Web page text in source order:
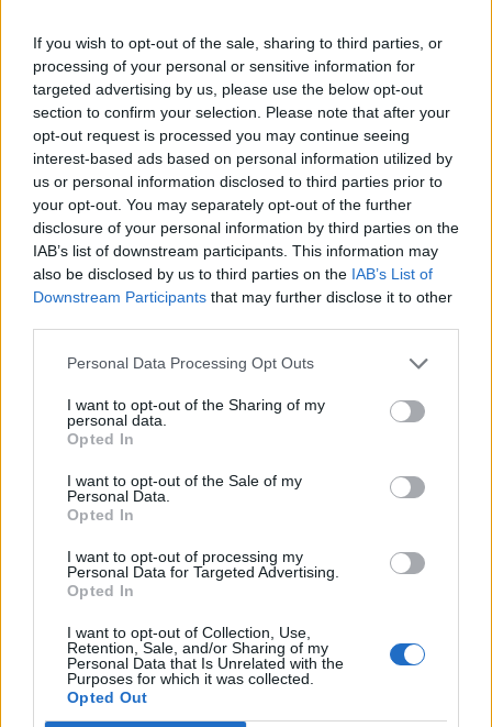
If you wish to opt-out of the sale, sharing to third parties, or
processing of your personal or sensitive information for
targeted advertising by us, please use the below opt-out
section to confirm your selection. Please note that after your
opt-out request is processed you may continue seeing
interest-based ads based on personal information utilized by
us or personal information disclosed to third parties prior to
your opt-out. You may separately opt-out of the further
disclosure of your personal information by third parties on the
IAB’s list of downstream participants. This information may
also be disclosed by us to third parties on the IAB’s List of
Downstream Participants that may further disclose it to other
Personal Data Processing Opt Outs
I want to opt-out of the Sharing of my
personal data.
Opted In
I want to opt-out of the Sale of my
Personal Data.
Opted In
I want to opt-out of processing my
Personal Data for Targeted Advertising.
Opted In
I want to opt-out of Collection, Use,
Retention, Sale, and/or Sharing of my
Personal Data that Is Unrelated with the
Purposes for which it was collected.
Opted Out
sikerült, hogy sötétbe borult Csehország, vissza
kellett csinálni. Amikor Pakson a Framatome
bütykölt, egy hónapra kiesett Paks, az oroszoknak
kellett kijavítani amit a franciák elbarmoltak.
Európa az ellátás-biztonságát is odadobja. Nem
csak a miénket, mindenkiét, 19 reaktort a 99-ből.
Mindezt akkor, amikor a világban nukleáris
forradalom zajlik, ebben a pillanatban is 63
atomerőmű épül világszerte, az EU viszont a
sajátjait a földbe állítaná.
Megéri?
“Oly ünnep-e zsibbadni, elfeledni
lármás kirándulókat és rigókat,
vizek zaját,
az élet édes-olcsó csengetyűit?
Oly jó nem élni?
Örülsz?”"
Válasz
TOVÁBBI BEJEGYZÉSEK
SOPOTNIK ZOLTÁN
2026. augusztus 8.